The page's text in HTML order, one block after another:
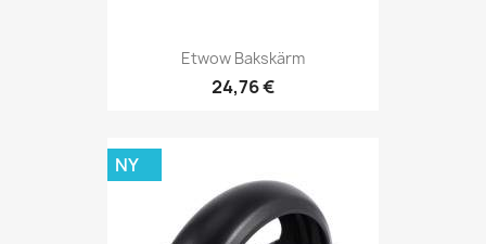
Etwow Bakskärm
24,76 €
NY